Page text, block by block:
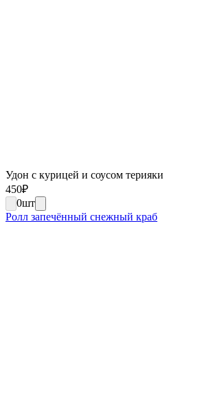
Удон с курицей и соусом терияки
450₽
0шт
Ролл запечённый снежный краб